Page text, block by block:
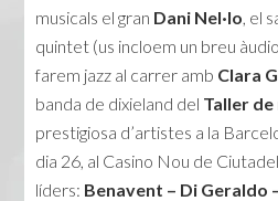
musicals el gran Dani Nel·lo , el
quintet (us incloem un breu
farem jazz al carrer amb Clara
banda de dixieland del Taller de
prestigiosa d’artistes a la
dia 26, al Casino Nou de
líders: Benavent – Di Geraldo